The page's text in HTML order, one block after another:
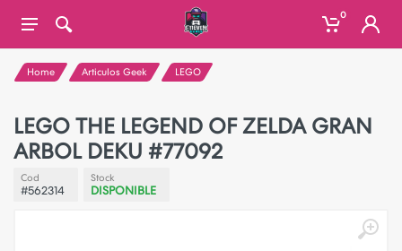
0
Home Articulos Geek LEGO
LEGO THE LEGEND OF ZELDA GRAN
ARBOL DEKU #77092
Cod
#562314
Stock
DISPONIBLE